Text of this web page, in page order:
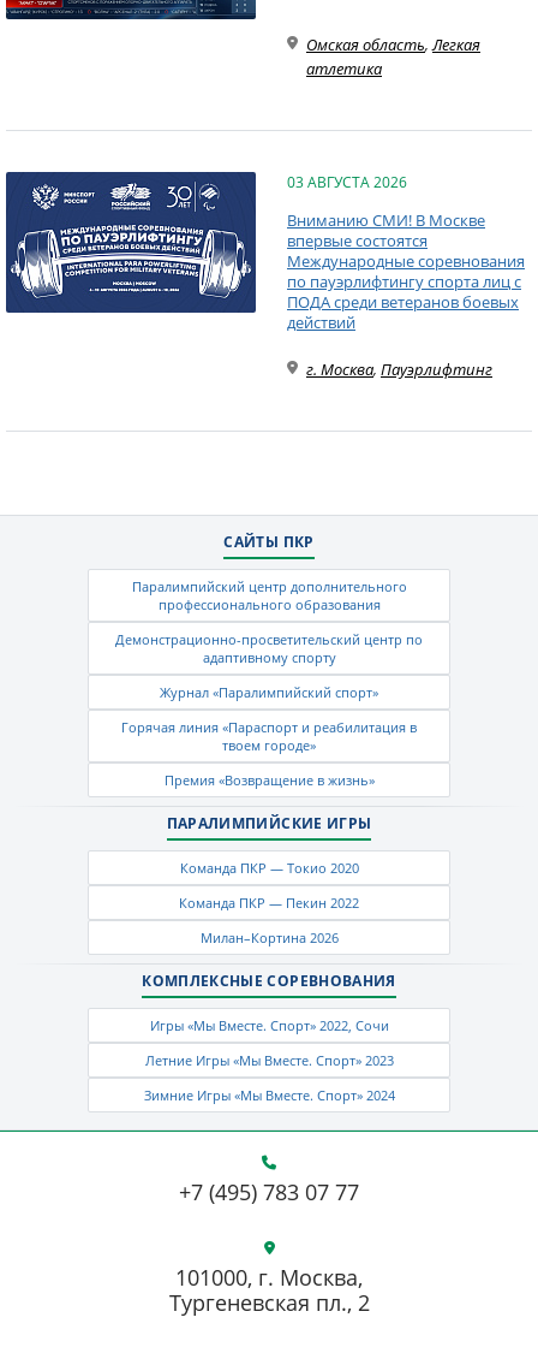
Омская область,Легкая
атлетика
03 АВГУСТА 2026
Вниманию СМИ! В Москве
впервые состоятся
Международные соревнования
по пауэрлифтингу спорта лиц с
ПОДА среди ветеранов боевых
действий
г. Москва, Пауэрлифтинг
САЙТЫ ПКР
Паралимпийский центр дополнительного
профессионального образования
Демонстрационно-просветительский центр по
адаптивному спорту
Журнал «Паралимпийский спорт»
Горячая линия «Параспорт и реабилитация в
твоем городе»
Премия «Возвращение в жизнь»
ПАРАЛИМПИЙСКИЕ ИГРЫ
Команда ПКР — Токио 2020
Команда ПКР — Пекин 2022
Милан–Кортина 2026
КОМПЛЕКСНЫЕ СОРЕВНОВАНИЯ
Игры «Мы Вместе. Спорт» 2022, Сочи
Летние Игры «Мы Вместе. Спорт» 2023
Зимние Игры «Мы Вместе. Спорт» 2024
+7 (495) 783 07 77
101000, г. Москва,
Тургеневская пл., 2